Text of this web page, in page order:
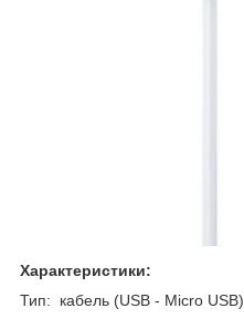
Характеристики:
Тип: кабель (USB - Micro USB)